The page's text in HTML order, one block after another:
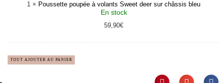
1 × Poussette poupée à volants Sweet deer sur châssis bleu
En stock
59,90€
TOUT AJOUTER AU PANIER